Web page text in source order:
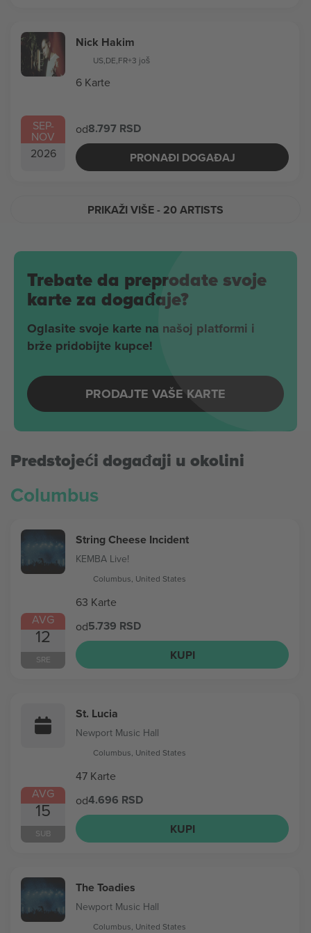
SEP-
NOV
2026
Nick Hakim
US,DE,FR+3 još
6 Karte
od8.797 RSD
PRONAĐI DOGAĐAJ
PRIKAŽI VIŠE- 20 ARTISTS
Trebate da preprodate svoje
karte za događaje?
Oglasite svoje karte na našoj platformi i
brže pridobijte kupce!
PRODAJTE VAŠE KARTE
Predstojeći događaji u okolini
Columbus
AVG
12
SRE
String Cheese Incident
KEMBA Live!
Columbus, United States
63 Karte
od5.739 RSD
KUPI
AVG
15
SUB
St. Lucia
Newport Music Hall
Columbus, United States
47 Karte
od4.696 RSD
KUPI
The Toadies
Newport Music Hall
Columbus, United States